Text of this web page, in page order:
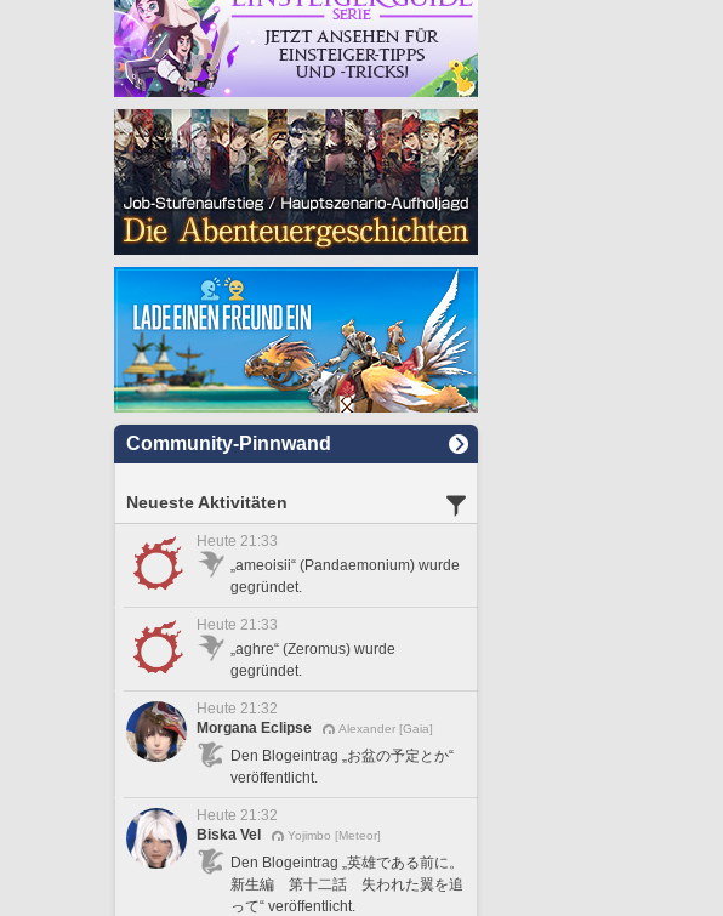
Community-Pinnwand
Neueste Aktivitäten
Heute 21:33
„ameoisii“ (Pandaemonium) wurde
gegründet.
Heute 21:33
„aghre“ (Zeromus) wurde
gegründet.
Heute 21:32
Morgana Eclipse
Alexander [Gaia]
Den Blogeintrag „お盆の予定とか“
veröffentlicht.
Heute 21:32
Biska Vel
Yojimbo [Meteor]
Den Blogeintrag „英雄である前に。
新生編 第十二話 失われた翼を追
って“ veröffentlicht.